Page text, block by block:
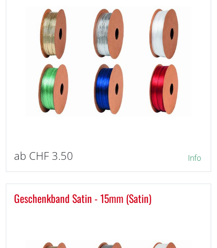
ab CHF 3.50 Info
Geschenkband Satin - 15mm (Satin)